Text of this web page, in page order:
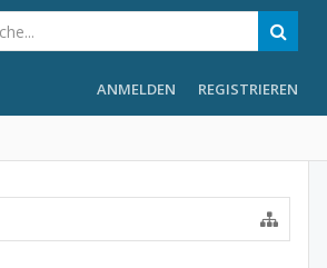
ANMELDEN REGISTRIEREN